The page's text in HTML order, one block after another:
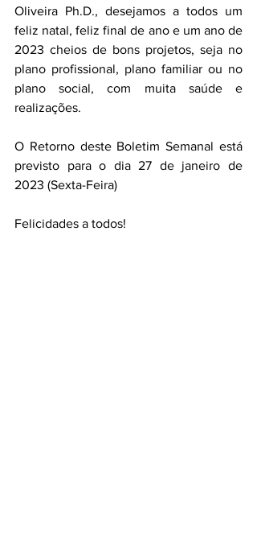
Oliveira Ph.D., desejamos a todos um
feliz natal, feliz final de ano e um ano de
2023 cheios de bons projetos, seja no
plano profissional, plano familiar ou no
plano social, com muita saúde e
realizações.
O Retorno deste Boletim Semanal está
previsto para o dia 27 de janeiro de
2023 (Sexta-Feira)
Felicidades a todos!